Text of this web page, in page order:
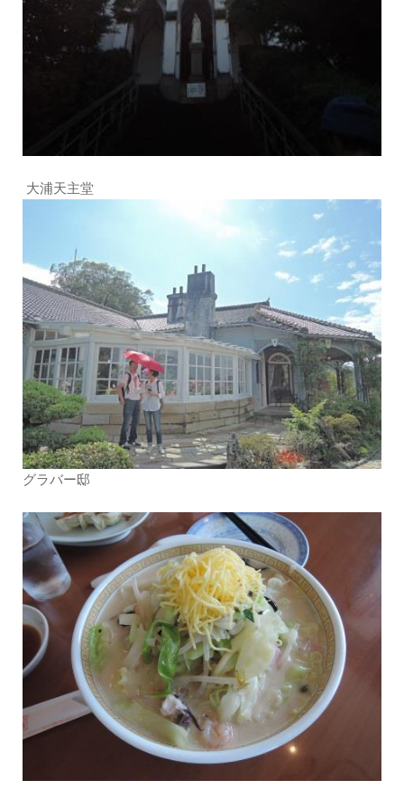
大浦天主堂
グラバー邸